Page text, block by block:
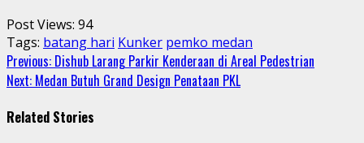
Post Views: 94
Tags: batang hari Kunker pemko medan
Continue
Reading
Previous: Dishub Larang Parkir Kenderaan di Areal Pedestrian
Next: Medan Butuh Grand Design Penataan PKL
Related Stories